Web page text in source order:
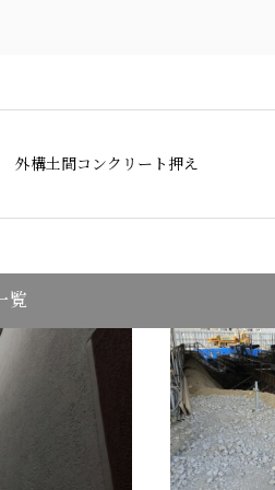
外構土間コンクリート押え
覧